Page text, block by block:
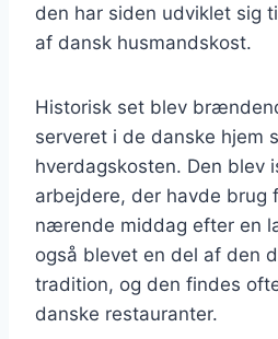
den har siden udviklet sig
af dansk husmandskost.
Historisk set blev
serveret i de danske hjem
hverdagskosten. Den
arbejdere, der havde brug
nærende middag efter en
også blevet en del af den
tradition, og den findes
danske restauranter.